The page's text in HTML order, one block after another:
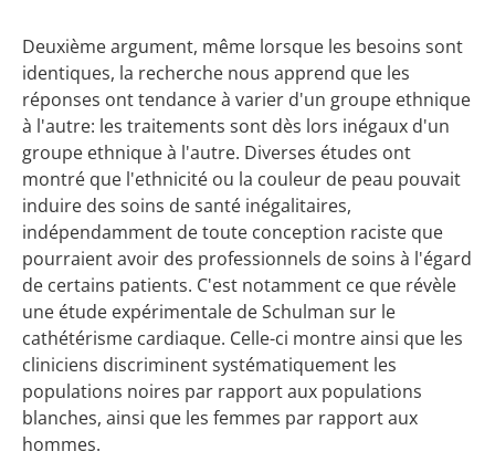
Deuxième argument, même lorsque les besoins sont
identiques, la recherche nous apprend que les
réponses ont tendance à varier d'un groupe ethnique
à l'autre: les traitements sont dès lors inégaux d'un
groupe ethnique à l'autre. Diverses études ont
montré que l'ethnicité ou la couleur de peau pouvait
induire des soins de santé inégalitaires,
indépendamment de toute conception ra­ciste que
pourraient avoir des professionnels de soins à l'égard
de certains patients. C'est notamment ce que révèle
une étude expérimentale de Schulman sur le
cathétérisme cardiaque. Celle-ci montre ainsi que les
cliniciens discriminent systématiquement les
populations noires par rapport aux populations
blanches, ainsi que les femmes par rapport aux
hommes.